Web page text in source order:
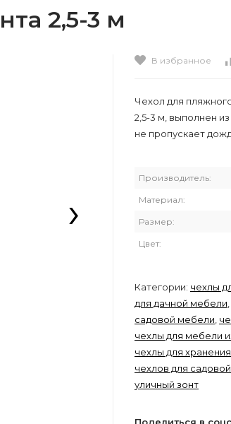
2,5-3 м
›
В избранное
Чехол для
2,5-3 м, выполнен
не пропускает
Производитель:
Материал:
Размер:
Цвет:
Категории: чехлы
для дачной мебели
садовой мебели
чехлы для мебели
чехлы для
чехлов для
уличный зонт